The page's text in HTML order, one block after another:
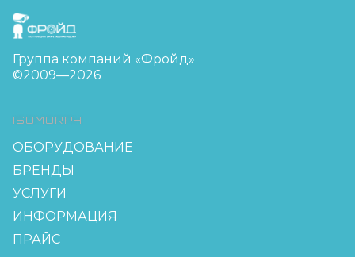
FreudGroup
Группа компаний «Фройд»
©2009—2026
ISOMORPH
ОБОРУДОВАНИЕ
БРЕНДЫ
УСЛУГИ
ИНФОРМАЦИЯ
ПРАЙС